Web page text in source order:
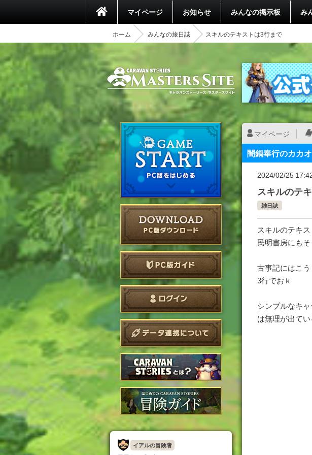
マイページ お知らせ みんなの掲示板 み
ホーム みんなの旅日誌 スキルのテキストは3行まで
イアルの冒険者
マイページ
闇鍋奉行のカカ
2024/02/25
スキルのテ
雑日誌
スキルのテキ
民明書房にも
古事記にはこ
3行でおｋ
シンプルなキ
は無理が出てい